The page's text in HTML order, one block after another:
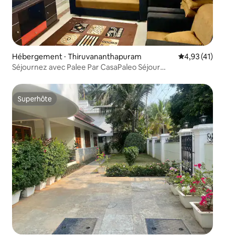
Hébergement ⋅ Thiruvananthapuram Évaluation
4,93 (41)
Séjournez avec Palee Par CasaPaleo Séjour
Superhôte
Superhôte